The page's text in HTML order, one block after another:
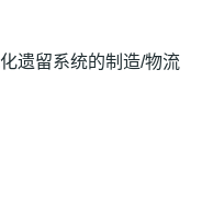
遗留系统的制造/物流